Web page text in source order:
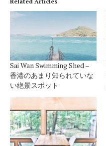
Sai Wan Swimming Shed –
香港のあまり知られていな
い絶景スポット